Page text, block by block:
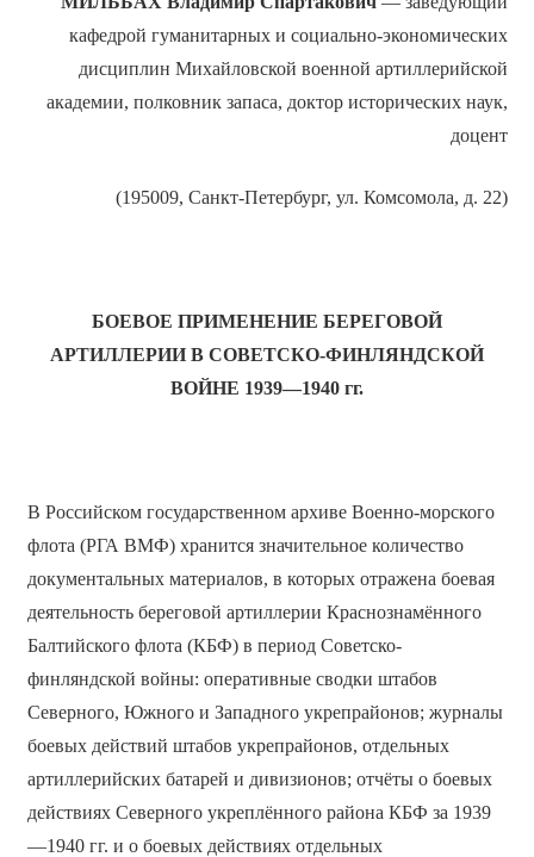
кафедрой гуманитарных и социально-экономических
дисциплин Михайловской военной артиллерийской
академии, полковник запаса, доктор исторических наук,
доцент
(195009, Санкт-Петербург, ул. Комсомола, д. 22)
БОЕВОЕ ПРИМЕНЕНИЕ БЕРЕГОВОЙ
АРТИЛЛЕРИИ В СОВЕТСКО-ФИНЛЯНДСКОЙ
ВОЙНЕ 1939—1940 гг.
В Российском государственном архиве Военно-морского
флота (РГА ВМФ) хранится значительное количество
документальных материалов, в которых отражена боевая
деятельность береговой артиллерии Краснознамённого
Балтийского флота (КБФ) в период Советско-
финляндской войны: оперативные сводки штабов
Северного, Южного и Западного укрепрайонов; журналы
боевых действий штабов укрепрайонов, отдельных
артиллерийских батарей и дивизионов; отчёты о боевых
действиях Северного укреплённого района КБФ за 1939
—1940 гг. и о боевых действиях отдельных